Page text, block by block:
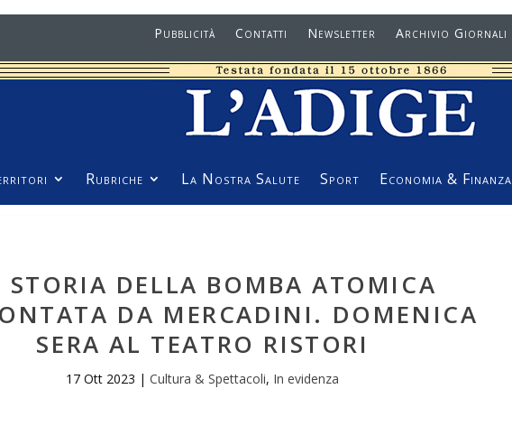
Pubblicità Contatti Newsletter Archivio Giornali
Rubriche La Nostra Salute Sport Economia & Finanza
STORIA DELLA BOMBA ATOMICA
DA MERCADINI. DOMENICA
SERA AL TEATRO RISTORI
17 Ott 2023 |Cultura & Spettacoli, In evidenza